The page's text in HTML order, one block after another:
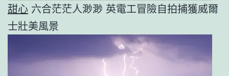
甜心 六合茫茫人渺渺 英電工冒險自拍捕獲威爾
士壯美風景